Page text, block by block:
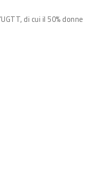
di cui il 50% donne